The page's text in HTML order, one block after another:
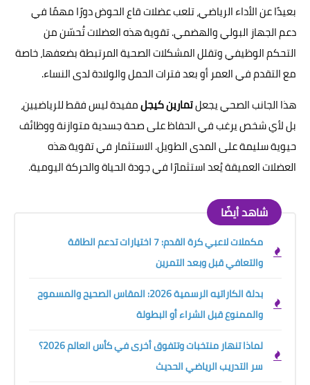
بعيدًا عن الأداء الرياضي، تلعب عضلات قاع الحوض دورًا مهمًا في
دعم الجهاز البولي والهضمي. تقوية هذه العضلات تُحسّن من
التحكم الوظيفي وتقلل المشكلات الصحية المرتبطة بضعفها، خاصة
مع التقدم في العمر أو بعد فترات الحمل والولادة لدى النساء.
هذا الجانب الصحي يجعلتمارين كيجلمفيدة ليس فقط للرياضيين،
بل لأي شخص يرغب في الحفاظ على صحة جسدية متوازنة ووظائف
حيوية سليمة على المدى الطويل. الاستثمار في تقوية هذه
العضلات العميقة يُعد استثمارًا في جودة الحياة والحركة اليومية.
شاهد أيضًا
مكملات لاعبي كرة القدم: 7 اختيارات تدعم الطاقة
والتعافي قبل وبعد التمرين
بدلة الكاراتيه الرسمية 2026: المقاس الصحيح والمسموح
والممنوع قبل الشراء أو البطولة
لماذا تنهار منتخبات وتتفوق أخرى في كأس العالم 2026؟
سر التدريب الرياضي الحديث